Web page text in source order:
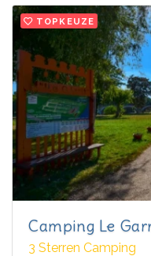
TOPKEUZE
Camping Le
3 Sterren Camping